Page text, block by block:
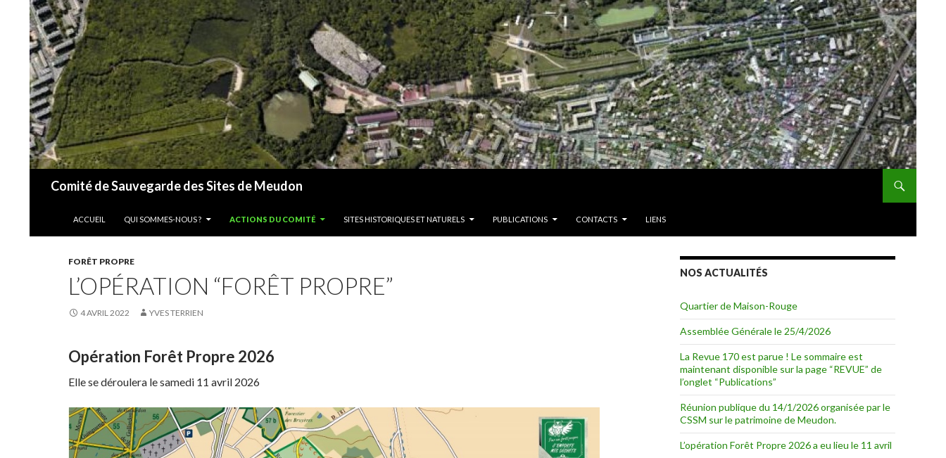
Comité de Sauvegarde des Sites de Meudon
ACCUEIL
QUI SOMMES-NOUS ? ACTIONS DU COMITÉ SITES HISTORIQUES ET NATURELS PUBLICATIONS CONTACTS LIENS
FORÊT PROPRE
L’OPÉRATION “FORÊT PROPRE”
4 AVRIL 2022 YVES TERRIEN
Opération Forêt Propre 2026
Elle se déroulera le samedi 11 avril 2026
NOS ACTUALITÉS
Quartier de Maison-Rouge
Assemblée Générale le 25/4/2026
La Revue 170 est parue ! Le sommaire est
maintenant disponible sur la page “REVUE” de
l’onglet “Publications”
Réunion publique du 14/1/2026 organisée par le
CSSM sur le patrimoine de Meudon.
L’opération Forêt Propre 2026 a eu lieu le 11 avril